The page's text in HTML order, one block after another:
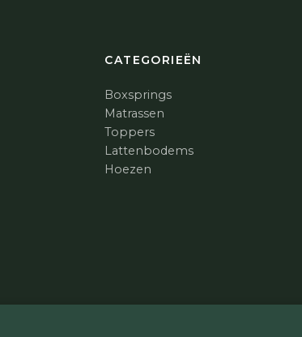
CATEGORIEËN
Boxsprings
Matrassen
Toppers
Lattenbodems
Hoezen